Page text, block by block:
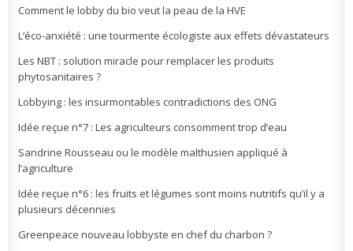
Comment le lobby du bio veut la peau de la HVE
L’éco-anxiété : une tourmente écologiste aux effets dévastateurs
Les NBT : solution miracle pour remplacer les produits
phytosanitaires ?
Lobbying : les insurmontables contradictions des ONG
Idée reçue n°7 : Les agriculteurs consomment trop d’eau
Sandrine Rousseau ou le modèle malthusien appliqué à
l’agriculture
Idée reçue n°6 : les fruits et légumes sont moins nutritifs qu’il y a
plusieurs décennies
Greenpeace nouveau lobbyste en chef du charbon ?